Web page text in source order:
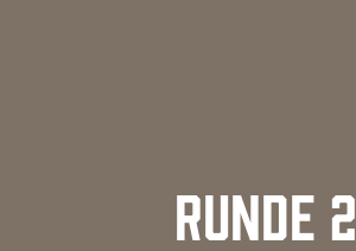
RUNDE 2